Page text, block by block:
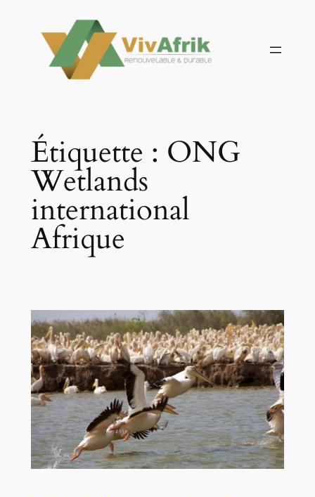
contenu
Étiquette : ONG
Wetlands
international
Afrique